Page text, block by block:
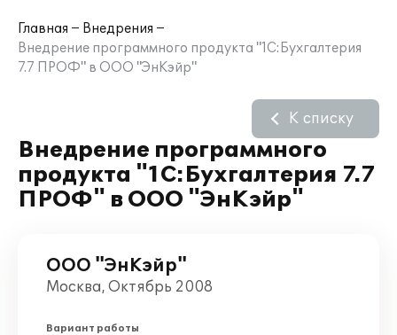
Главная
Внедрения
Внедрение программного продукта "1С:Бухгалтерия
7.7 ПРОФ" в ООО "ЭнКэйр"
Внедрение программного
продукта "1С:Бухгалтерия 7.7
ПРОФ" в ООО "ЭнКэйр"
К списку
ООО "ЭнКэйр"
Москва, Октябрь 2008
Вариант работы